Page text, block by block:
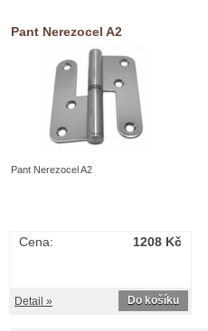
Pant Nerezocel A2
Pant Nerezocel A2
1208 Kč
Cena:
Do košíku
Detail »